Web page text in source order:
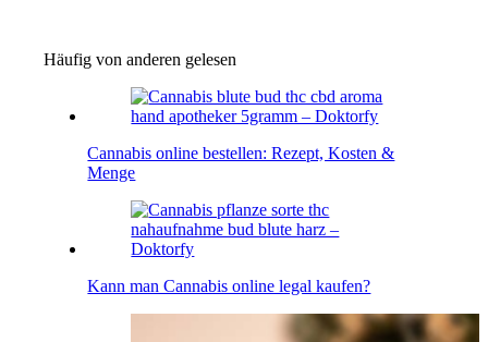
Häufig von anderen gelesen
Cannabis online bestellen: Rezept, Kosten &
Menge
Kann man Cannabis online legal kaufen?